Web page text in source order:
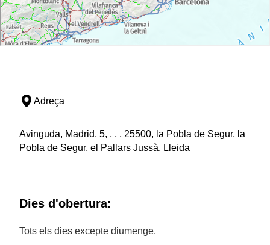
Adreça
Avinguda, Madrid, 5, , , , 25500, la Pobla de Segur, la
Pobla de Segur, el Pallars Jussà, Lleida
Dies d'obertura:
Tots els dies excepte diumenge.